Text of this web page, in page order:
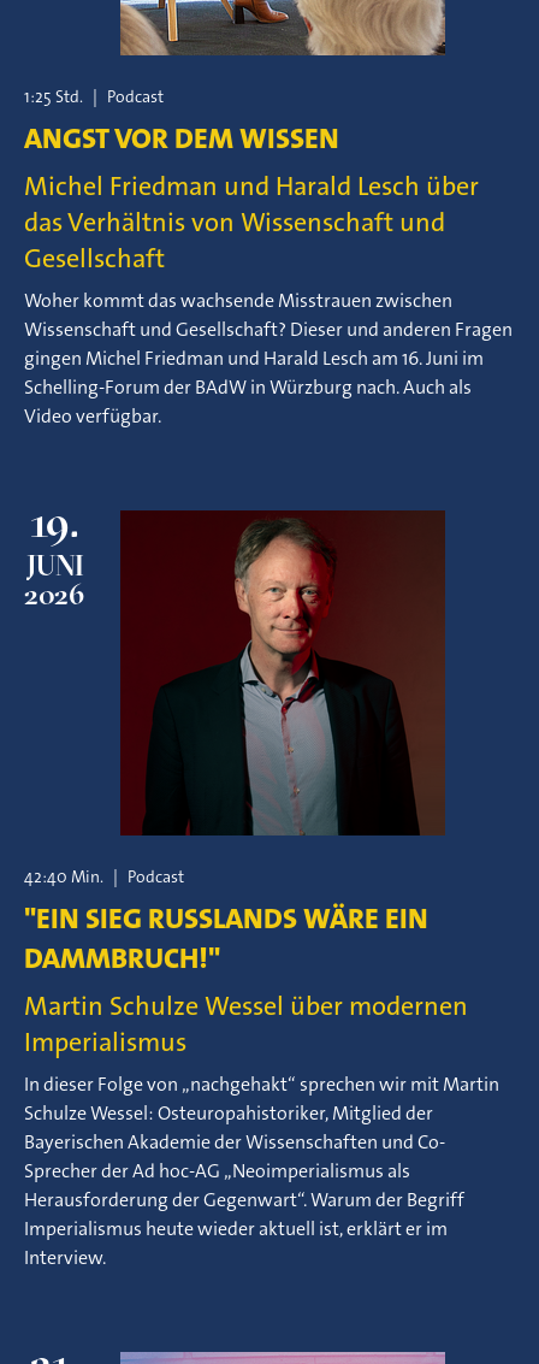
1:25 Std. | Podcast
ANGST VOR DEM WISSEN
Michel Friedman und Harald Lesch über
das Verhältnis von Wissenschaft und
Gesellschaft
Woher kommt das wachsende Misstrauen zwischen
Wissenschaft und Gesellschaft? Dieser und anderen Fragen
gingen Michel Friedman und Harald Lesch am 16. Juni im
Schelling-Forum der BAdW in Würzburg nach. Auch als
Video verfügbar.
19.
JUNI
2026
42:40 Min. | Podcast
"EIN SIEG RUSSLANDS WÄRE EIN
DAMMBRUCH!"
Martin Schulze Wessel über modernen
Imperialismus
In dieser Folge von „nachgehakt“ sprechen wir mit Martin
Schulze Wessel: Osteuropahistoriker, Mitglied der
Bayerischen Akademie der Wissenschaften und Co-
Sprecher der Ad hoc-AG „Neoimperialismus als
Herausforderung der Gegenwart“. Warum der Begriff
Imperialismus heute wieder aktuell ist, erklärt er im
Interview.